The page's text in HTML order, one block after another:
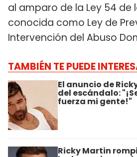
al amparo de la Ley 54 de
conocida como Ley de
Intervención del Abuso
TAMBIÉN TE PUEDE
El anuncio de
del escándalo:
fuerza mi gente!"
Ricky Martin